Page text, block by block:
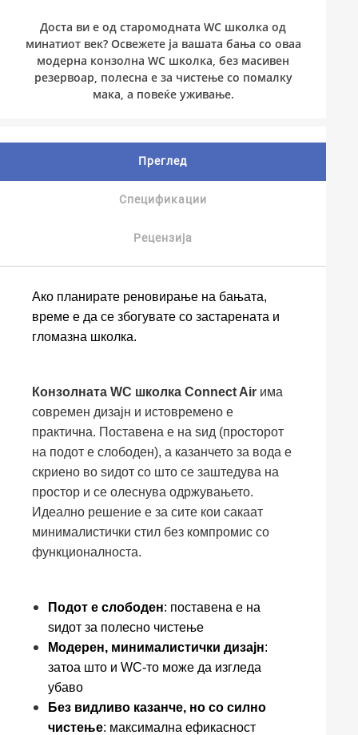
Доста ви е од старомодната WC школка од
минатиот век? Освежете ја вашата бања со оваа
модерна конзолна WC школка, без масивен
резервоар, полесна е за чистење со помалку
мака, а повеќе уживање.
Преглед
Спецификации
Рецензија
Ако планирате реновирање на бањата,
време е да се збогувате со застарената и
гломазна школка.
Конзолната WC школка Connect Air има
современ дизајн и истовремено е
практична. Поставена е на ѕид (просторот
на подот е слободен), а казанчето за вода е
скриено во ѕидот со што се заштедува на
простор и се олеснува одржувањето.
Идеално решение е за сите кои сакаат
минималистички стил без компромис со
функционалноста.
Подот е слободен: поставена е на
ѕидот за полесно чистење
Модерен, минималистички дизајн:
затоа што и WC-то може да изгледа
убаво
Без видливо казанче, но со силно
чистење: максимална ефикасност